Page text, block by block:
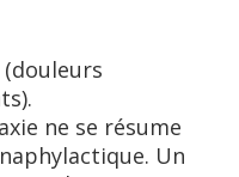
ne se résume
Un